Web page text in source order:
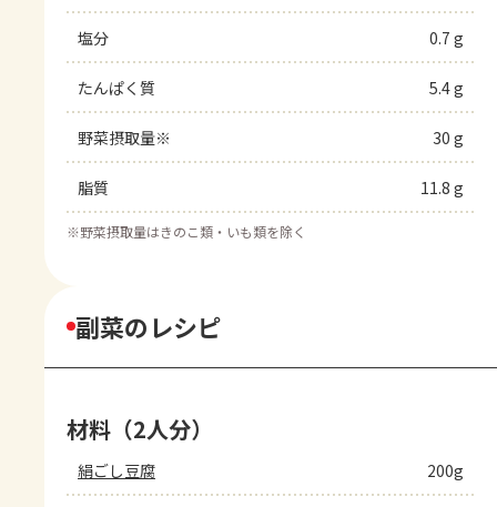
塩分 0.7 g
たんぱく質 5.4 g
野菜摂取量※ 30 g
脂質 11.8 g
※野菜摂取量はきのこ類・いも類を除く
副菜のレシピ
材料（2人分）
絹ごし豆腐 200g